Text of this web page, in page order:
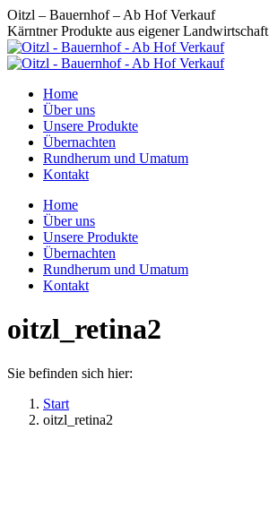
Zum
Inhalt
springen
Oitzl – Bauernhof – Ab Hof Verkauf
Kärntner Produkte aus eigener Landwirtschaft
Home
Über uns
Unsere Produkte
Übernachten
Rundherum und Umatum
Kontakt
Home
Über uns
Unsere Produkte
Übernachten
Rundherum und Umatum
Kontakt
oitzl_retina2
Sie befinden sich hier:
Start
oitzl_retina2